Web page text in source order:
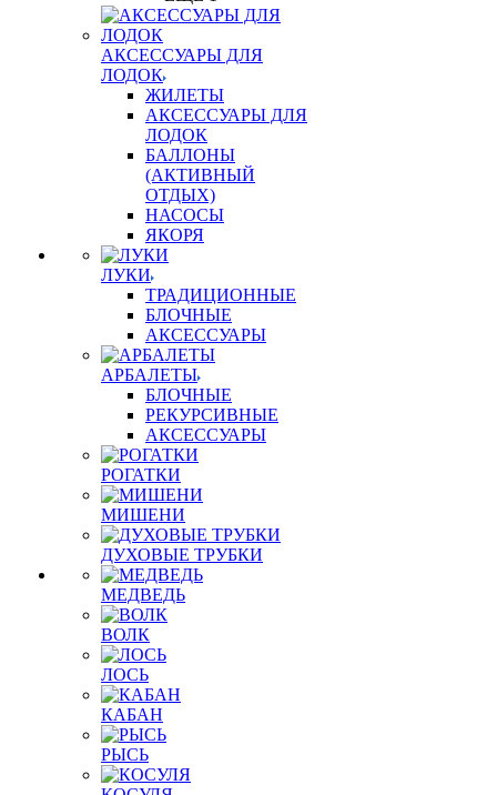
АКСЕССУАРЫ ДЛЯ
ЛОДОК
ЖИЛЕТЫ
АКСЕССУАРЫ ДЛЯ
ЛОДОК
БАЛЛОНЫ
(АКТИВНЫЙ
ОТДЫХ)
НАСОСЫ
ЯКОРЯ
ЛУКИ
ТРАДИЦИОННЫЕ
БЛОЧНЫЕ
АКСЕССУАРЫ
АРБАЛЕТЫ
БЛОЧНЫЕ
РЕКУРСИВНЫЕ
АКСЕССУАРЫ
РОГАТКИ
МИШЕНИ
ДУХОВЫЕ ТРУБКИ
МЕДВЕДЬ
ВОЛК
ЛОСЬ
КАБАН
РЫСЬ